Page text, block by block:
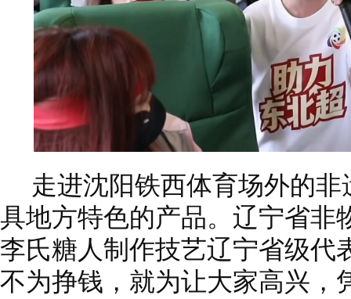
走进沈阳铁西体育场外的
具地方特色的产品。辽宁省非
李氏糖人制作技艺辽宁省级代
不为挣钱，就为让大家高兴，